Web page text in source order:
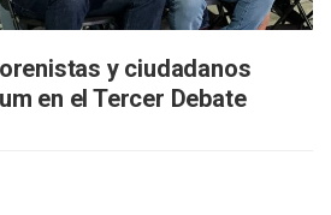
Asesoría Jurídica Gratuita En Puerto Vallarta
Operativo Preventivo En Seis Colonias Del
Luis Munguía Reconoce La Labor Del Personal
y ciudadanos
en el Tercer Debate